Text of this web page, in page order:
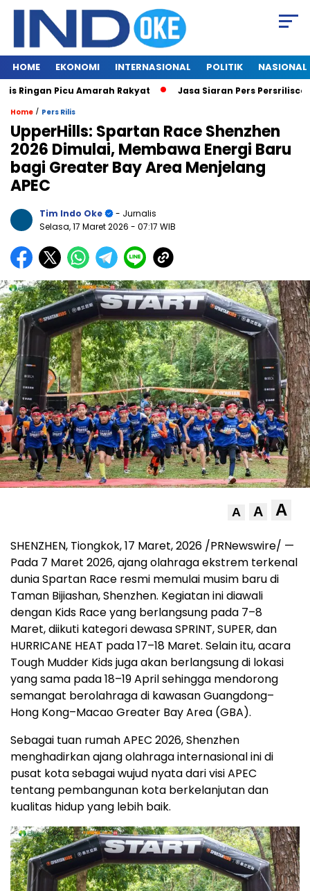
HOME EKONOMI INTERNASIONAL POLITIK NASIONAL
Picu Amarah Rakyat Jasa Siaran Pers Persriliscom
Home / Pers Rilis
UpperHills: Spartan Race Shenzhen
2026 Dimulai, Membawa Energi Baru
bagi Greater Bay Area Menjelang
APEC
Tim Indo Oke
- Jurnalis
Selasa, 17 Maret 2026 - 07:17 WIB
A A A
SHENZHEN, Tiongkok,17 Maret, 2026 /PRNewswire/ —
Pada 7 Maret 2026, ajang olahraga ekstrem terkenal
dunia Spartan Race resmi memulai musim baru di
Taman Bijiashan, Shenzhen. Kegiatan ini diawali
dengan Kids Race yang berlangsung pada 7–8
Maret, diikuti kategori dewasa SPRINT, SUPER, dan
HURRICANE HEAT pada 17–18 Maret. Selain itu, acara
Tough Mudder Kids juga akan berlangsung di lokasi
yang sama pada 18–19 April sehingga mendorong
semangat berolahraga di kawasan Guangdong–
Hong Kong–Macao Greater Bay Area (GBA).
Sebagai tuan rumah APEC 2026, Shenzhen
menghadirkan ajang olahraga internasional ini di
pusat kota sebagai wujud nyata dari visi APEC
tentang pembangunan kota berkelanjutan dan
kualitas hidup yang lebih baik.